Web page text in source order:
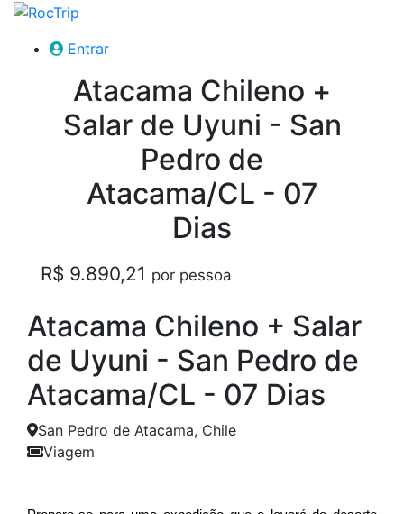
Entrar
Atacama Chileno +
Salar de Uyuni - San
Pedro de
Atacama/CL - 07
Dias
R$ 9.890,21 por pessoa
Atacama Chileno + Salar
de Uyuni - San Pedro de
Atacama/CL - 07 Dias
San Pedro de Atacama, Chile
Viagem